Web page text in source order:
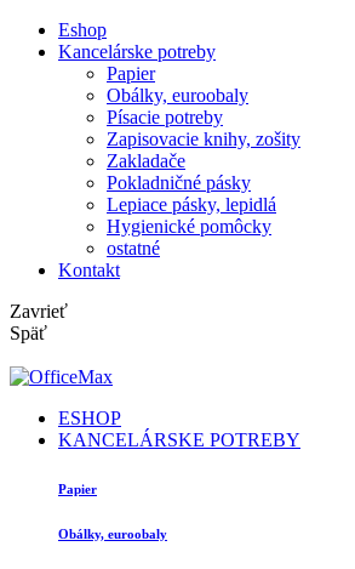
Eshop
Kancelárske potreby
Papier
Obálky, euroobaly
Písacie potreby
Zapisovacie knihy, zošity
Zakladače
Pokladničné pásky
Lepiace pásky, lepidlá
Hygienické pomôcky
ostatné
Kontakt
Zavrieť
Späť
ESHOP
KANCELÁRSKE POTREBY
Papier
Obálky, euroobaly